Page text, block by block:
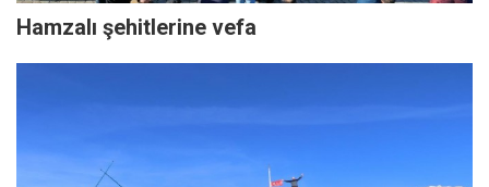
Hamzalı şehitlerine vefa